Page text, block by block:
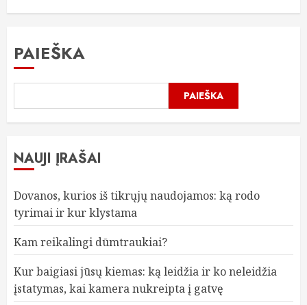
PAIEŠKA
PAIEŠKA
NAUJI ĮRAŠAI
Dovanos, kurios iš tikrųjų naudojamos: ką rodo
tyrimai ir kur klystama
Kam reikalingi dūmtraukiai?
Kur baigiasi jūsų kiemas: ką leidžia ir ko neleidžia
įstatymas, kai kamera nukreipta į gatvę